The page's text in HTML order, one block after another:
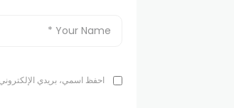
احفظ اسمي، بريدي